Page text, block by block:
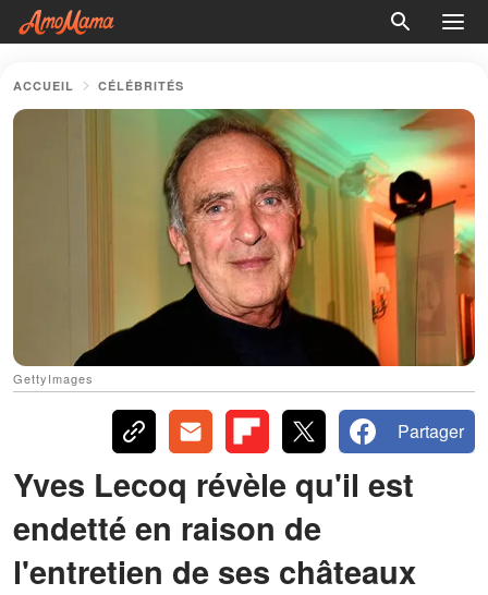
ACCUEIL CÉLÉBRITÉS
GettyImages
Partager
Yves Lecoq révèle qu'il est
endetté en raison de
l'entretien de ses châteaux